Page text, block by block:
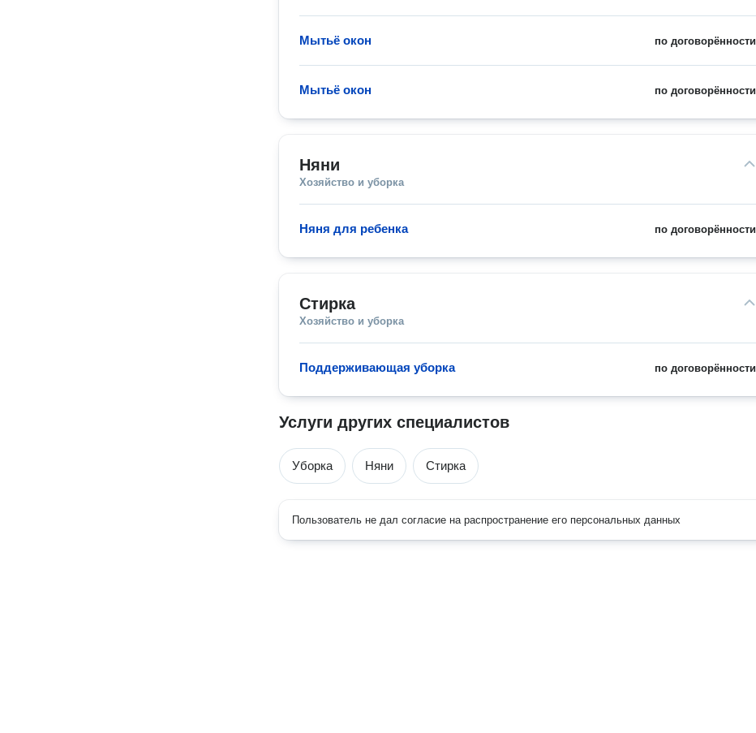
по договорённости
Мытьё окон
по договорённости
Мытьё окон
Няни
Хозяйство и уборка
по договорённости
Няня для ребенка
Стирка
Хозяйство и уборка
по договорённости
Поддерживающая уборка
Услуги других специалистов
Уборка Няни Стирка
Пользователь не дал согласие на распространение его персональных данных